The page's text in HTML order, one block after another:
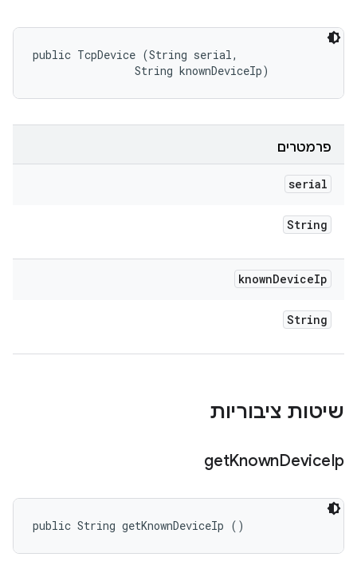
public TcpDevice (String serial,
                String knownDeviceIp)
פרמטרים
serial
String
knownDeviceIp
String
שיטות ציבוריות
getKnownDeviceIp
public String getKnownDeviceIp ()